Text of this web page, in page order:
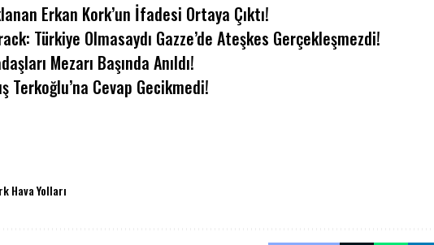
Erkan Kork’un İfadesi Ortaya Çıktı!
Türkiye Olmasaydı Gazze’de Ateşkes Gerçekleşmezdi!
Mezarı Başında Anıldı!
Terkoğlu’na Cevap Gecikmedi!
Hava Yolları